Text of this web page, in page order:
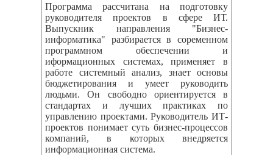
Программа рассчитана на подготовку
руководителя проектов в сфере ИТ.
Выпускник направления "Бизнес-
информатика" разбирается в соременном
программном обеспечении и
иформационных системах, применяет в
работе системный анализ, знает основы
бюджетирования и умеет руководить
людьми. Он свободно ориентируется в
стандартах и лучших практиках по
управлению проектами. Руководитель ИТ-
проектов понимает суть бизнес-процессов
компаний, в которых внедряется
информационная система.